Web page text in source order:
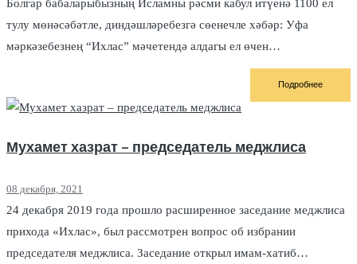
Болгар бабаларыбызның Исламны рәсми кабул итүенә 1100 ел
тулу мөнәсәбәтле, диндәшләребезгә сөенечле хәбәр: Уфа
мәркәзебезнең “Ихлас” мәчетендә алдагы ел өчен…
Подробнее
Мухамет хазрат – председатель меджлиса
08 декабря, 2021
24 декабря 2019 года прошло расширенное заседание меджлиса
прихода «Ихлас», был рассмотрен вопрос об избрании
председателя меджлиса. Заседание открыл имам-хатиб…